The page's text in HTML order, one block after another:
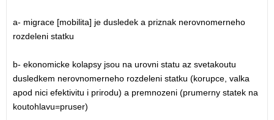
a- migrace [mobilita] je dusledek a priznak nerovnomerneho
rozdeleni statku
b- ekonomicke kolapsy jsou na urovni statu az svetakoutu
dusledkem nerovnomerneho rozdeleni statku (korupce, valka
apod nici efektivitu i prirodu) a premnozeni (prumerny statek na
koutohlavu=pruser)